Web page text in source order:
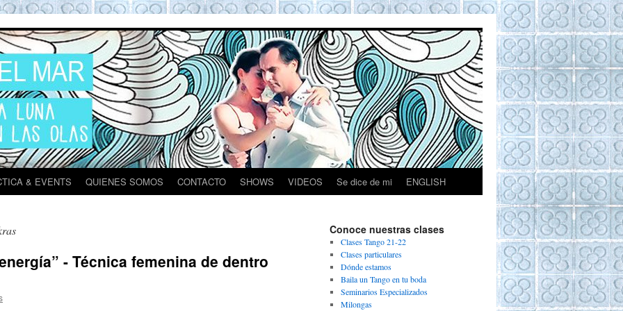
& EVENTS QUIENES SOMOS CONTACTO SHOWS VIDEOS Se dice de mi ENGLISH
- Técnica femenina de dentro
Conoce nuestras clases
Clases Tango 21-22
Clases particulares
Dónde estamos
Baila un Tango en tu boda
Seminarios Especializados
Milongas